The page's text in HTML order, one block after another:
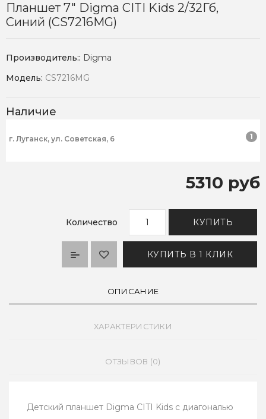
Планшет 7" Digma CITI Kids 2/32Гб,
Синий (CS7216MG)
Производитель:: Digma
Модель: CS7216MG
Наличие
г. Луганск, ул. Советская, 6 1
5310 руб
Количество КУПИТЬ
КУПИТЬ В 1 КЛИК
ОПИСАНИЕ
ХАРАКТЕРИСТИКИ
ОТЗЫВОВ (0)
Детский планшет Digma CITI Kids с диагональю